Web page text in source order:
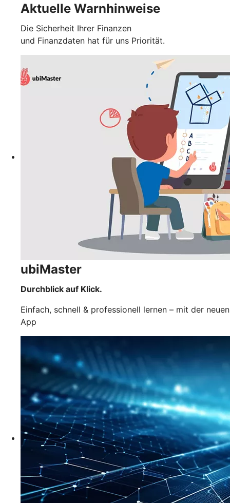
Aktuelle Warnhinweise
Die Sicherheit Ihrer Finanzen
und Finanzdaten hat für uns Priorität.
ubiMaster
Durchblick auf Klick.
Einfach, schnell & professionell lernen – mit der neuen
App